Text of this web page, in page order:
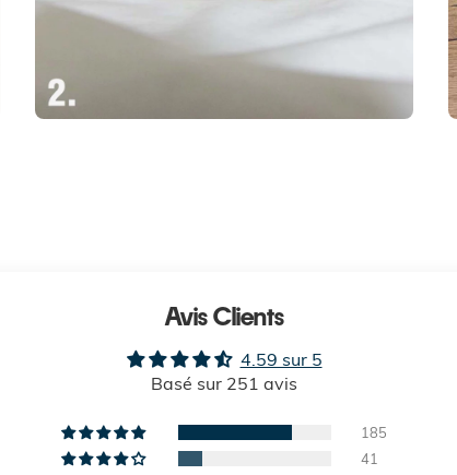
Avis Clients
4.59 sur 5
Basé sur 251 avis
185
41